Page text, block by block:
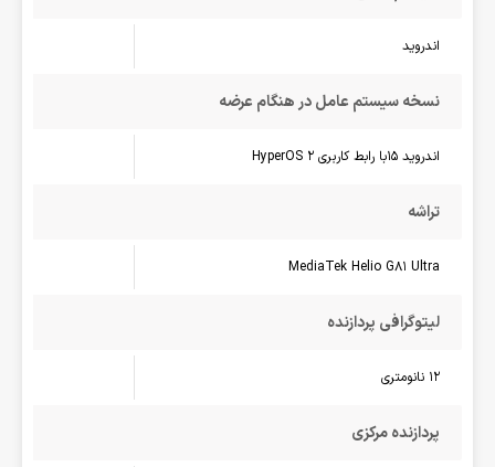
اندروید
نسخه سیستم عامل در هنگام عرضه
اندروید 15با رابط کاربری HyperOS 2
تراشه
MediaTek Helio G81 Ultra
لیتوگرافی پردازنده
12 نانومتری
پردازنده مرکزی